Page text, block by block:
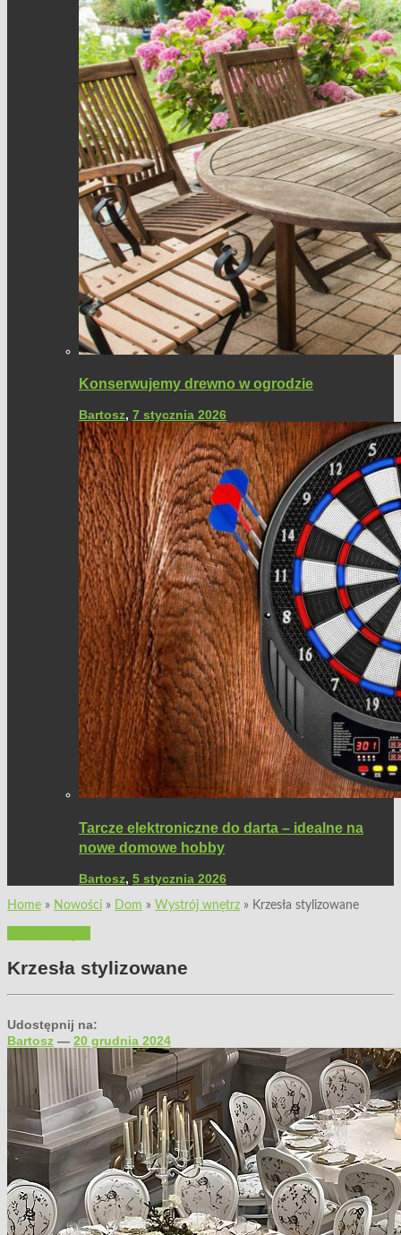
Konserwujemy drewno w ogrodzie
Bartosz, 7 stycznia 2026
Tarcze elektroniczne do darta – idealne na
nowe domowe hobby
Bartosz, 5 stycznia 2026
Home » Nowości » Dom » Wystrój wnętrz » Krzesła stylizowane
Krzesła stylizowane
Udostępnij na:
Bartosz — 20 grudnia 2024